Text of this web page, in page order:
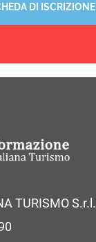
DI ISCRIZIONE
TURISMO S.r.l.